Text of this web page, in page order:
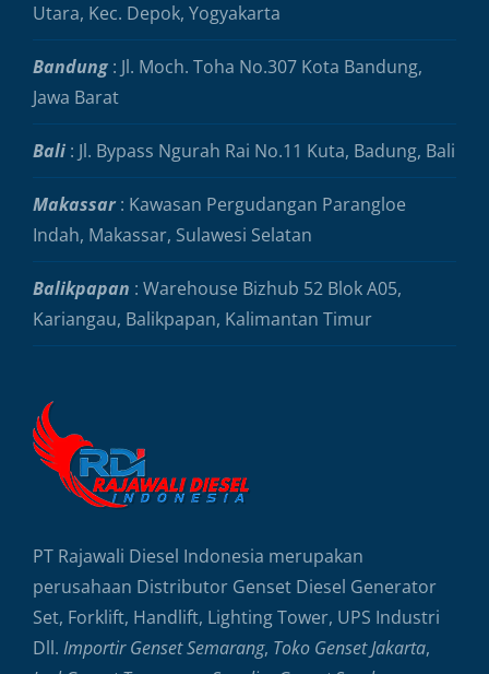
Utara, Kec. Depok, Yogyakarta
Bandung : Jl. Moch. Toha No.307 Kota Bandung,
Jawa Barat
Bali : Jl. Bypass Ngurah Rai No.11 Kuta, Badung, Bali
Makassar: Kawasan Pergudangan Parangloe
Indah, Makassar, Sulawesi Selatan
Balikpapan : Warehouse Bizhub 52 Blok A05,
Kariangau, Balikpapan, Kalimantan Timur
PT Rajawali Diesel Indonesia merupakan
perusahaan Distributor Genset Diesel Generator
Set, Forklift, Handlift, Lighting Tower, UPS Industri
Dll. Importir Genset Semarang, Toko Genset Jakarta,